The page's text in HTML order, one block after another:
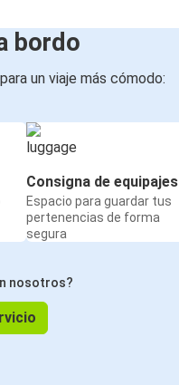
bordo
un viaje más cómodo:
Consigna de equipajes
Espacio para guardar tus
pertenencias de forma
segura
nosotros?